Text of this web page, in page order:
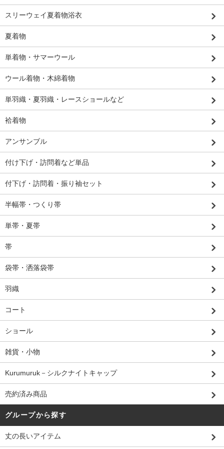
スリーウェイ夏着物浴衣
夏着物
単着物・サマーウール
ウール着物・木綿着物
単羽織・夏羽織・レースショールなど
袷着物
アンサンブル
付け下げ・訪問着など単品
付下げ・訪問着・振り袖セット
半幅帯・つくり帯
単帯・夏帯
帯
袋帯・洒落袋帯
羽織
コート
ショール
雑貨・小物
Kurumuruk－シルクナイトキャップ
売約済み商品
グループから探す
丈の長いアイテム